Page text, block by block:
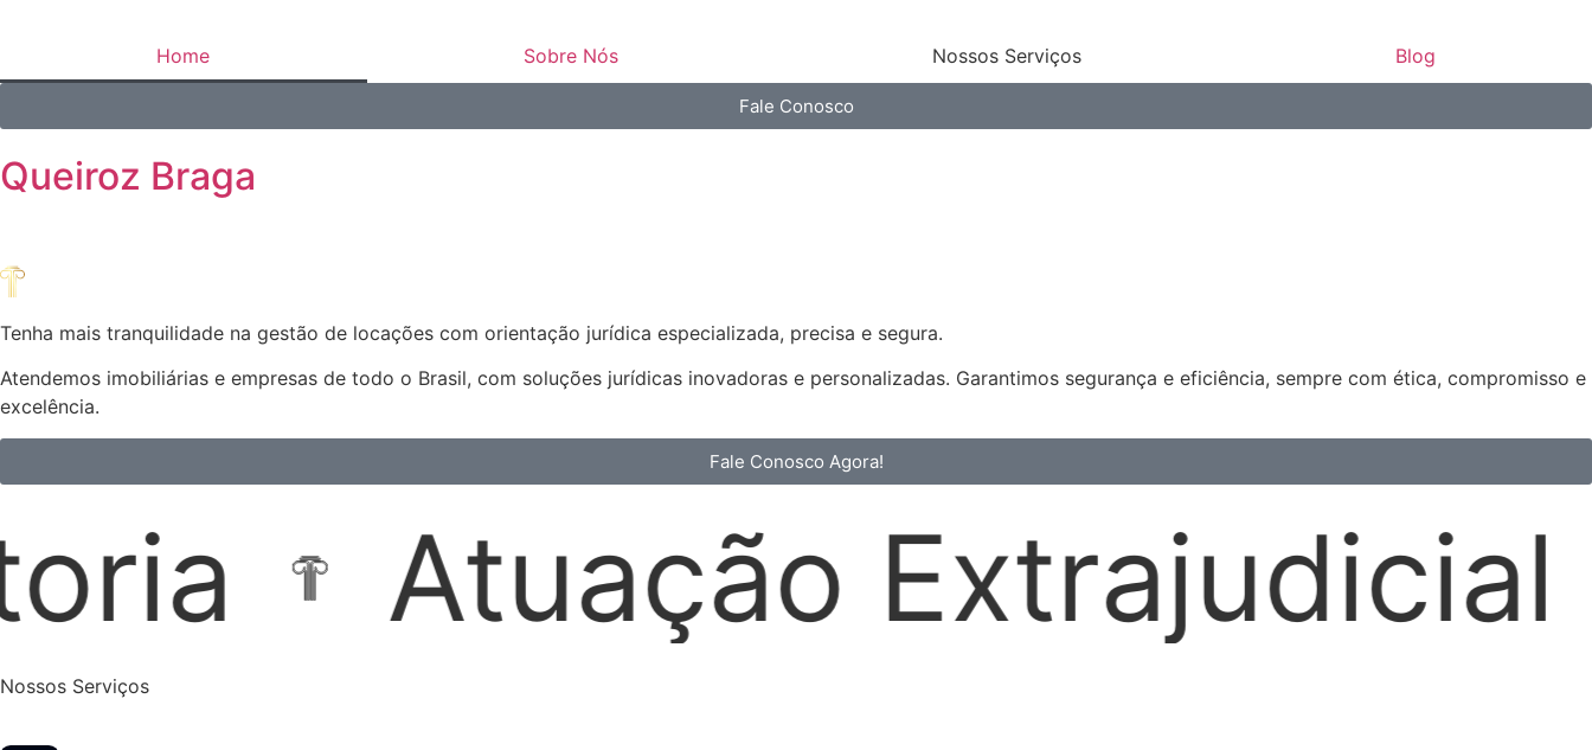
Home Sobre Nós Nossos Serviços Blog
Fale Conosco
Queiroz Braga
Tenha mais tranquilidade na gestão de locações com orientação jurídica especializada, precisa e segura.
Atendemos imobiliárias e empresas de todo o Brasil, com soluções jurídicas inovadoras e personalizadas. Garantimos segurança e eficiência, sempre com ética, compromisso e
excelência.
Fale Conosco Agora!
Extrajudicial
Nossos Serviços